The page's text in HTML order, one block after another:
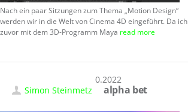
Nach ein paar Sitzungen zum Thema „Motion Design“
werden wir in die Welt von Cinema 4D eingeführt. Da ich
zuvor mit dem 3D-Programm Maya read more
20.10.2022
Simon Steinmetz
alpha bet